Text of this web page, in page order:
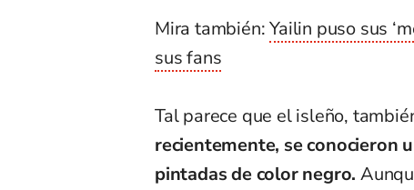
Mira también:Yailin puso sus
sus fans
Tal parece que el isleño,
recientemente, se conocieron
pintadas de color negro.